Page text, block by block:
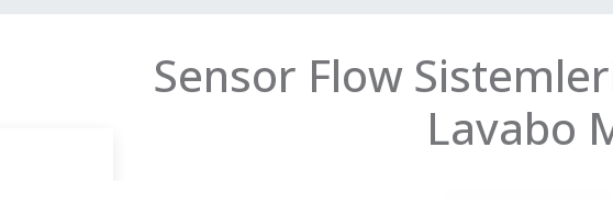
Sensor Flow
Lavabo